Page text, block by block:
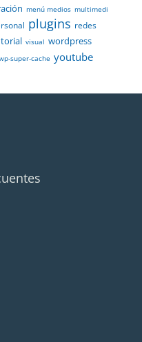
menú medios multimedi
plugins redes
visual wordpress
super-cache youtube